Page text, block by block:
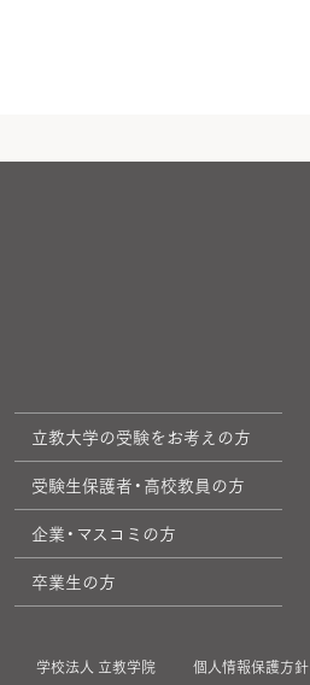
立教大学の受験をお考えの方
受験生保護者・高校教員の方
企業・マスコミの方
卒業生の方
学校法人 立教学院 個人情報保護方針